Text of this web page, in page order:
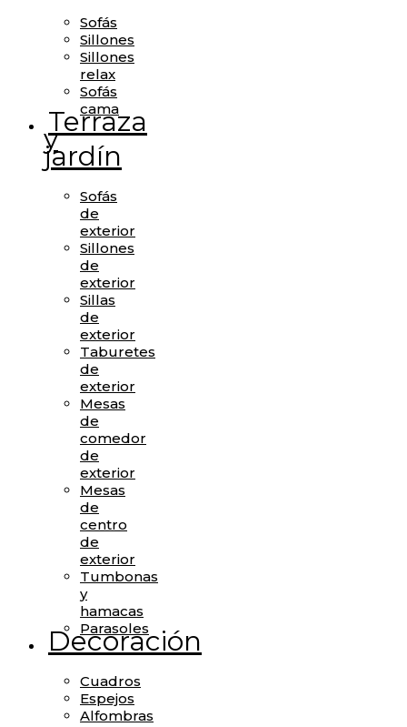
Sofás
Sillones
Sillones
relax
Sofás
cama
Terraza
y
jardín
Sofás
de
exterior
Sillones
de
exterior
Sillas
de
exterior
Taburetes
de
exterior
Mesas
de
comedor
de
exterior
Mesas
de
centro
de
exterior
Tumbonas
y
hamacas
Parasoles
Decoración
Cuadros
Espejos
Alfombras